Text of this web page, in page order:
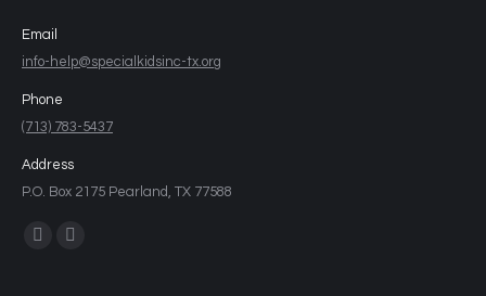
Email
info-help@specialkidsinc-tx.org
Phone
(713) 783-5437
Address
P.O. Box 2175 Pearland, TX 77588
Find us on: